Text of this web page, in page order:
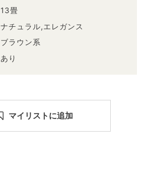
13畳
ナチュラル,エレガンス
ブラウン系
あり
マイリストに追加